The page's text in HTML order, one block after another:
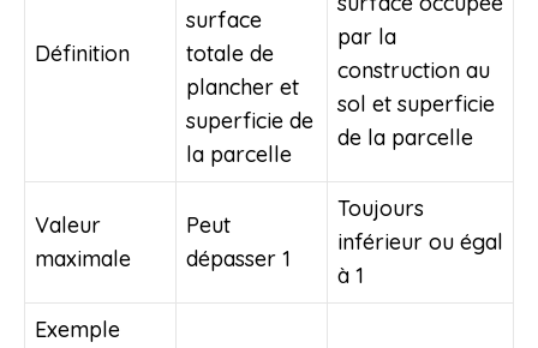
Définition
surface
totale de
plancher et
superficie de
la parcelle
par la
construction au
sol et superficie
de la parcelle
Valeur
maximale
Peut
dépasser 1
Toujours
inférieur ou égal
à 1
Exemple